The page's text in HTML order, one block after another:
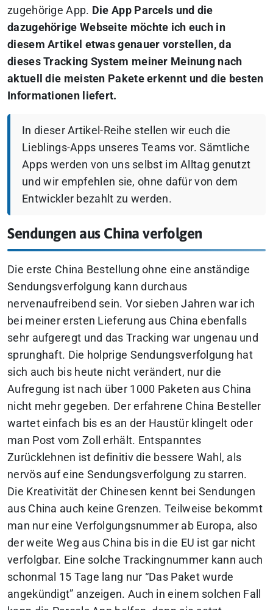
zugehörige App. Die App Parcels und die
dazugehörige Webseite möchte ich euch in
diesem Artikel etwas genauer vorstellen, da
dieses Tracking System meiner Meinung nach
aktuell die meisten Pakete erkennt und die besten
Informationen liefert.
In dieser Artikel-Reihe stellen wir euch die
Lieblings-Apps unseres Teams vor. Sämtliche
Apps werden von uns selbst im Alltag genutzt
und wir empfehlen sie, ohne dafür von dem
Entwickler bezahlt zu werden.
Sendungen aus China verfolgen
Die erste China Bestellung ohne eine anständige
Sendungsverfolgung kann durchaus
nervenaufreibend sein. Vor sieben Jahren war ich
bei meiner ersten Lieferung aus China ebenfalls
sehr aufgeregt und das Tracking war ungenau und
sprunghaft. Die holprige Sendungsverfolgung hat
sich auch bis heute nicht verändert, nur die
Aufregung ist nach über 1000 Paketen aus China
nicht mehr gegeben. Der erfahrene China Besteller
wartet einfach bis es an der Haustür klingelt oder
man Post vom Zoll erhält. Entspanntes
Zurücklehnen ist definitiv die bessere Wahl, als
nervös auf eine Sendungsverfolgung zu starren.
Die Kreativität der Chinesen kennt bei Sendungen
aus China auch keine Grenzen. Teilweise bekommt
man nur eine Verfolgungsnummer ab Europa, also
der weite Weg aus China bis in die EU ist gar nicht
verfolgbar. Eine solche Trackingnummer kann auch
schonmal 15 Tage lang nur “Das Paket wurde
angekündigt” anzeigen. Auch in einem solchen Fall